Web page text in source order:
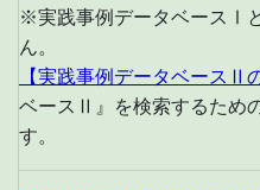
※実践事例データベースⅠ
ん。
【実践事例データベースⅡ
ベースⅡ』を検索するため
す。